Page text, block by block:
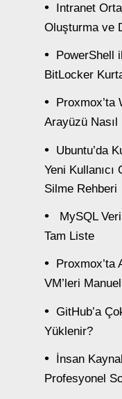
Intranet
Oluşturma ve
PowerShell
BitLocker
Arayüzü
Ubuntu’da
Yeni Kullanıcı
Silme Rehberi
MySQL
Tam Liste
Proxmox’ta
VM’leri
GitHub’a
Yüklenir?
İnsan
Profesyonel